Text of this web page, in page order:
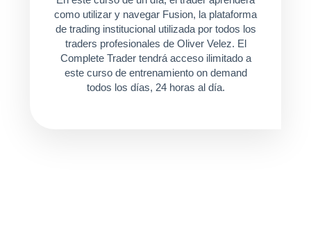
como utilizar y navegar Fusion, la plataforma
de trading institucional utilizada por todos los
traders profesionales de Oliver Velez. El
Complete Trader tendrá acceso ilimitado a
este curso de entrenamiento on demand
todos los días, 24 horas al día.